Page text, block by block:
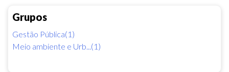
Grupos
Gestão Pública(1)
Meio ambiente e Urb...(1)